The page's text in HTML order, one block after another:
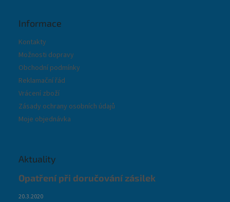
Informace
Kontakty
Možnosti dopravy
Obchodní podmínky
Reklamační řád
Vrácení zboží
Zásady ochrany osobních údajů
Moje objednávka
Aktuality
Opatření při doručování zásilek
20.3.2020